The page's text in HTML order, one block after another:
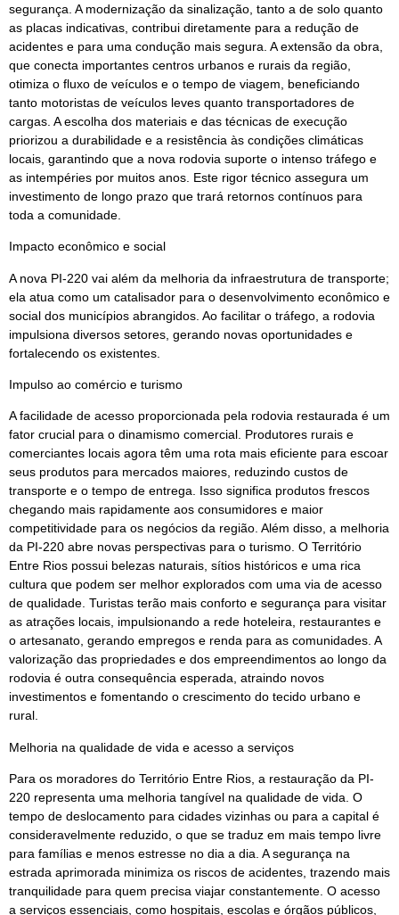
segurança. A modernização da sinalização, tanto a de solo quanto
as placas indicativas, contribui diretamente para a redução de
acidentes e para uma condução mais segura. A extensão da obra,
que conecta importantes centros urbanos e rurais da região,
otimiza o fluxo de veículos e o tempo de viagem, beneficiando
tanto motoristas de veículos leves quanto transportadores de
cargas. A escolha dos materiais e das técnicas de execução
priorizou a durabilidade e a resistência às condições climáticas
locais, garantindo que a nova rodovia suporte o intenso tráfego e
as intempéries por muitos anos. Este rigor técnico assegura um
investimento de longo prazo que trará retornos contínuos para
toda a comunidade.
Impacto econômico e social
A nova PI-220 vai além da melhoria da infraestrutura de transporte;
ela atua como um catalisador para o desenvolvimento econômico e
social dos municípios abrangidos. Ao facilitar o tráfego, a rodovia
impulsiona diversos setores, gerando novas oportunidades e
fortalecendo os existentes.
Impulso ao comércio e turismo
A facilidade de acesso proporcionada pela rodovia restaurada é um
fator crucial para o dinamismo comercial. Produtores rurais e
comerciantes locais agora têm uma rota mais eficiente para escoar
seus produtos para mercados maiores, reduzindo custos de
transporte e o tempo de entrega. Isso significa produtos frescos
chegando mais rapidamente aos consumidores e maior
competitividade para os negócios da região. Além disso, a melhoria
da PI-220 abre novas perspectivas para o turismo. O Território
Entre Rios possui belezas naturais, sítios históricos e uma rica
cultura que podem ser melhor explorados com uma via de acesso
de qualidade. Turistas terão mais conforto e segurança para visitar
as atrações locais, impulsionando a rede hoteleira, restaurantes e
o artesanato, gerando empregos e renda para as comunidades. A
valorização das propriedades e dos empreendimentos ao longo da
rodovia é outra consequência esperada, atraindo novos
investimentos e fomentando o crescimento do tecido urbano e
rural.
Melhoria na qualidade de vida e acesso a serviços
Para os moradores do Território Entre Rios, a restauração da PI-
220 representa uma melhoria tangível na qualidade de vida. O
tempo de deslocamento para cidades vizinhas ou para a capital é
consideravelmente reduzido, o que se traduz em mais tempo livre
para famílias e menos estresse no dia a dia. A segurança na
estrada aprimorada minimiza os riscos de acidentes, trazendo mais
tranquilidade para quem precisa viajar constantemente. O acesso
a serviços essenciais, como hospitais, escolas e órgãos públicos,